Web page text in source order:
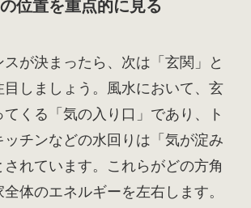
位置を重点的に見る
が決まったら、次は「玄関」と
目しましょう。風水において、玄
くる「気の入り口」であり、ト
ッチンなどの水回りは「気が淀み
れています。これらがどの方角
体のエネルギーを左右します。